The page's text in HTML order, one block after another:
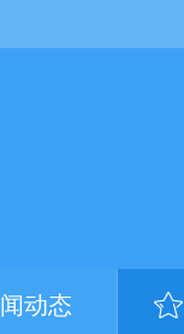
动态